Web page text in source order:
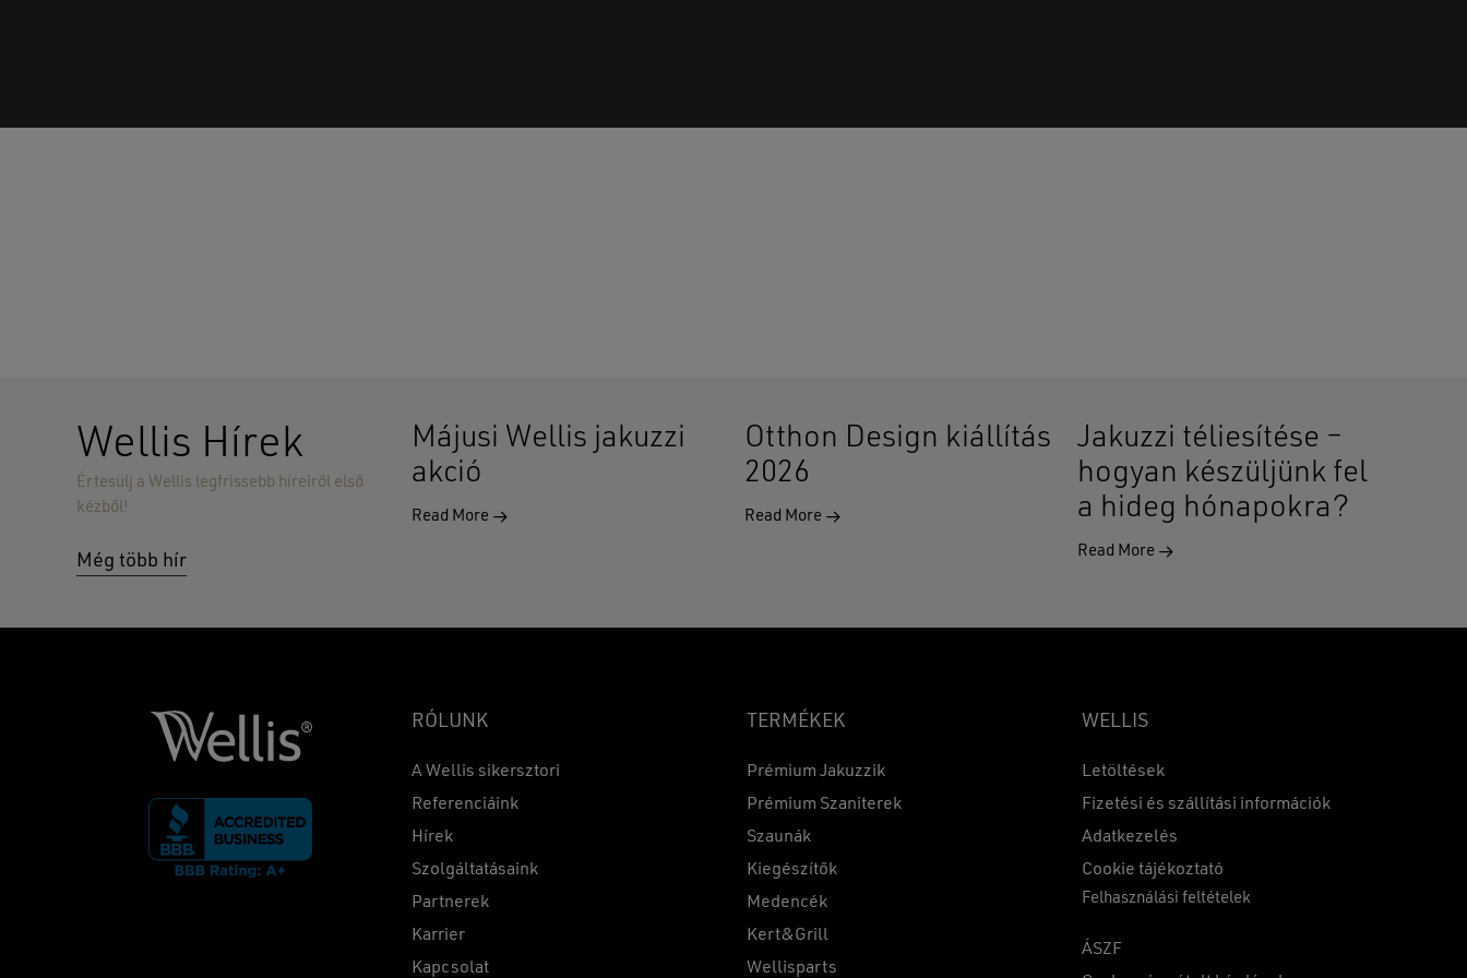
Wellis Hírek
Értesülj a Wellis legfrissebb híreiről első
kézből!
Még több hír
Májusi Wellis jakuzzi
akció
Read More
Otthon Design kiállítás
2026
Read More
Jakuzzi téliesítése –
hogyan készüljünk fel
a hideg hónapokra?
Read More
RÓLUNK
A Wellis sikersztori
Referenciáink
Hírek
Szolgáltatásaink
Partnerek
Karrier
Kapcsolat
TERMÉKEK
Prémium Jakuzzik
Prémium Szaniterek
Szaunák
Kiegészítők
Medencék
Kert&Grill
Wellisparts
WELLIS
Letöltések
Fizetési és szállítási információk
Adatkezelés
Cookie tájékoztató
Felhasználási feltételek
ÁSZF